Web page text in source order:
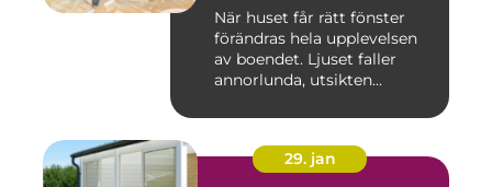
När huset får rätt fönster
förändras hela upplevelsen
av boendet. Ljuset faller
annorlunda, utsikten...
29. jan